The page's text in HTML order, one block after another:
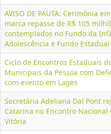
AVISO DE PAUTA: Cerimônia
marca repasse de R$ 105
contemplados no Fundo da
Adolescência e Fundo
Ciclo de Encontros Estaduais
Municipais da Pessoa com
com evento em Lages
Secretária Adeliana Dal Pont
Catarina no Encontro Nacional
Vitória